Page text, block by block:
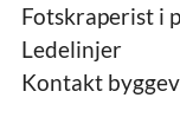
Fotskraperist i
Ledelinjer
Kontakt